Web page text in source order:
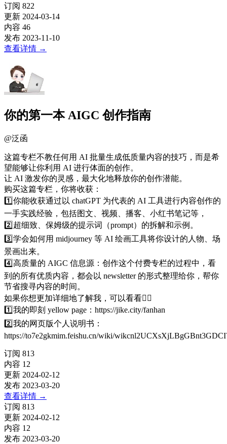
订阅 822
更新 2024-03-14
内容 46
发布 2023-11-10
查看详情 →
你的第一本 AIGC 创作指南
@泛函
这篇专栏不教任何用 AI 批量生成低质量内容的技巧，而是希
望能够让你利用 AI 进行体面的创作。
让 AI 激发你的灵感，最大化地释放你的创作潜能。
购买这篇专栏，你将收获：
1️⃣你能收获通过以 chatGPT 为代表的 AI 工具进行内容创作的
一手实践经验，包括图文、视频、播客、小红书笔记等，
2️⃣超细致、保姆级的提示词（prompt）的拆解和示例。
3️⃣学会如何用 midjourney 等 AI 绘画工具将你设计的人物、场
景画出来。
4️⃣高质量的 AIGC 信息源：创作这个付费专栏的过程中，看
到的所有优质内容，都会以 newsletter 的形式整理给你，帮你
节省搜寻内容的时间。
如果你想更加详细地了解我，可以看看👇🏻
1️⃣我的即刻 yellow page：https://jike.city/fanhan
2️⃣我的网页版个人说明书：
https://to7e2gkmim.feishu.cn/wiki/
订阅 813
内容 12
更新 2024-02-12
发布 2023-03-20
查看详情 →
订阅 813
更新 2024-02-12
内容 12
发布 2023-03-20